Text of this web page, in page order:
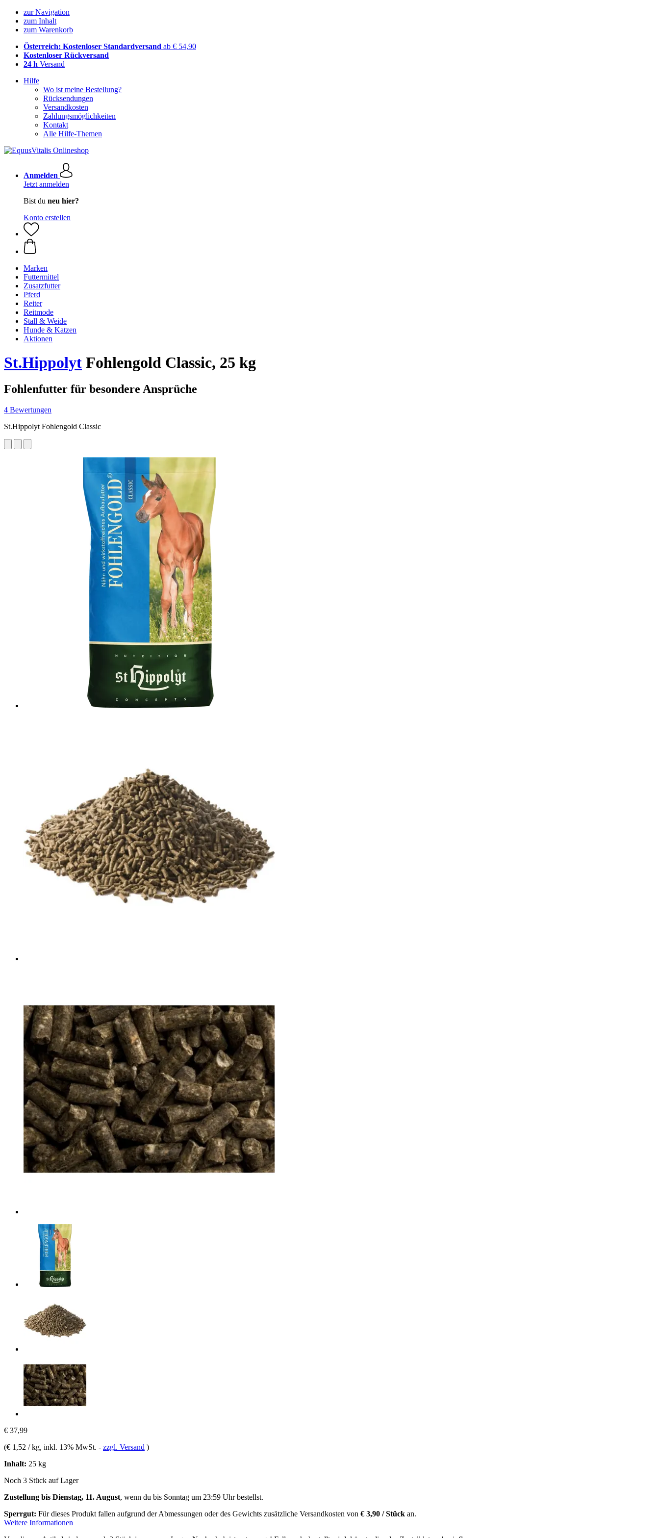
zur Navigation
zum Inhalt
zum Warenkorb
Österreich: Kostenloser Standardversand ab € 54,90
Kostenloser Rückversand
24 h Versand
Hilfe
Wo ist meine Bestellung?
Rücksendungen
Versandkosten
Zahlungsmöglichkeiten
Kontakt
Alle Hilfe-Themen
Anmelden
Jetzt anmelden
Bist du neu hier?
Konto erstellen
Marken
Futtermittel
Zusatzfutter
Pferd
Reiter
Reitmode
Stall & Weide
Hunde & Katzen
Aktionen
St.Hippolyt Fohlengold Classic, 25 kg
Fohlenfutter für besondere Ansprüche
4 Bewertungen
St.Hippolyt Fohlengold Classic
€ 37,99
(€ 1,52 / kg, inkl. 13% MwSt. - zzgl. Versand )
Inhalt: 25 kg
Noch 3 Stück auf Lager
Zustellung bis Dienstag, 11. August, wenn du bis Sonntag um 23:59 Uhrbestellst.
Sperrgut: Für dieses Produkt fallen aufgrund der Abmessungen oder des Gewichts zusätzliche Versandkosten von € 3,90 / Stück an.
Weitere Informationen